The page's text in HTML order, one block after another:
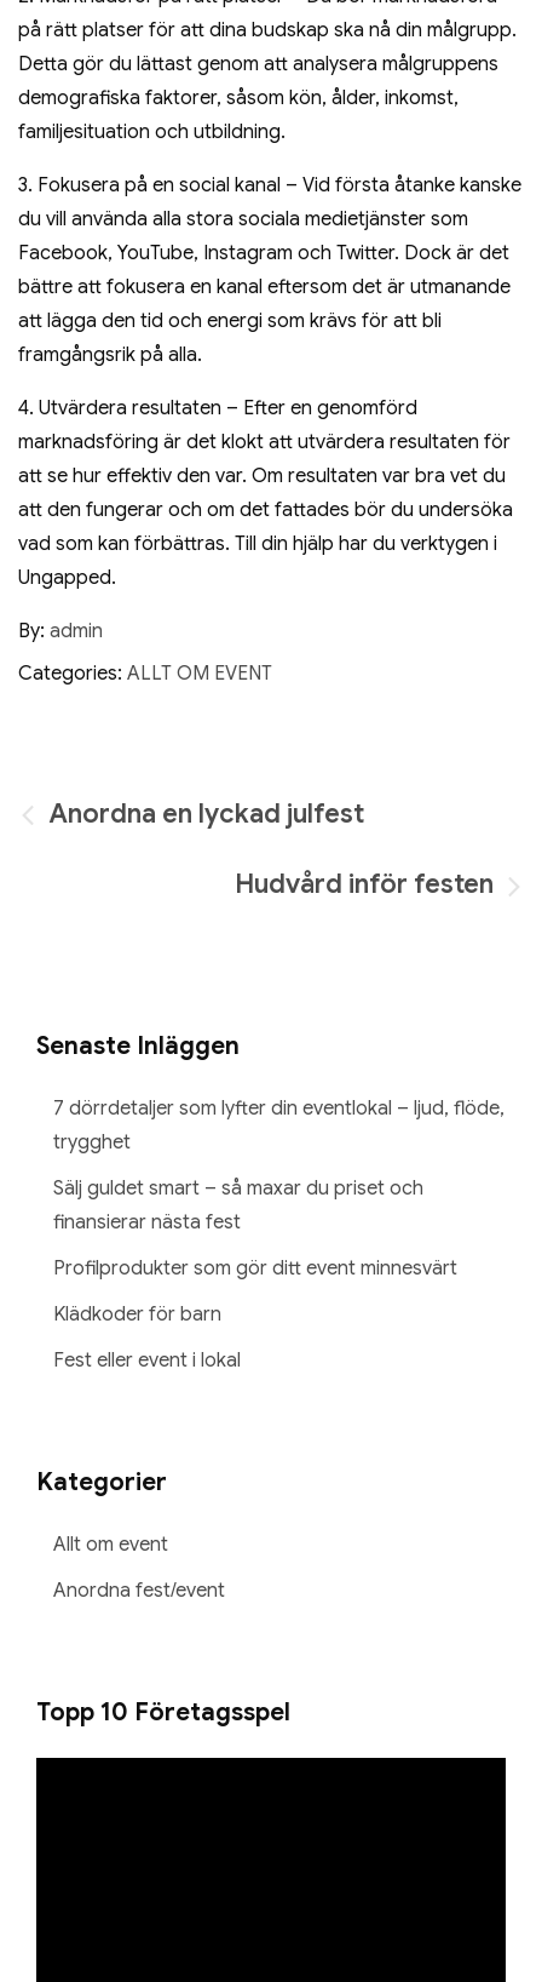
på rätt platser för att dina budskap ska nå din målgrupp.
Detta gör du lättast genom att analysera målgruppens
demografiska faktorer, såsom kön, ålder, inkomst,
familjesituation och utbildning.
3. Fokusera på en social kanal – Vid första åtanke kanske
du vill använda alla stora sociala medietjänster som
Facebook, YouTube, Instagram och Twitter. Dock är det
bättre att fokusera en kanal eftersom det är utmanande
att lägga den tid och energi som krävs för att bli
framgångsrik på alla.
4. Utvärdera resultaten – Efter en genomförd
marknadsföring är det klokt att utvärdera resultaten för
att se hur effektiv den var. Om resultaten var bra vet du
att den fungerar och om det fattades bör du undersöka
vad som kan förbättras. Till din hjälp har du verktygen i
Ungapped.
By: admin
Categories: ALLT OM EVENT
Inläggsnavigering
Anordna en lyckad julfest
Hudvård inför festen
Senaste Inläggen
7 dörrdetaljer som lyfter din eventlokal – ljud, flöde,
trygghet
Sälj guldet smart – så maxar du priset och
finansierar nästa fest
Profilprodukter som gör ditt event minnesvärt
Klädkoder för barn
Fest eller event i lokal
Kategorier
Allt om event
Anordna fest/event
Topp 10 Företagsspel